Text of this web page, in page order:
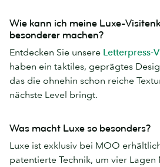
Wie kann ich meine Luxe-
besonderer machen?
Entdecken Sie unsere Letterpress-
haben ein taktiles, geprägtes
das die ohnehin schon reiche
nächste Level bringt.
Was macht Luxe so besonders?
Luxe ist exklusiv bei MOO
patentierte Technik, um vier